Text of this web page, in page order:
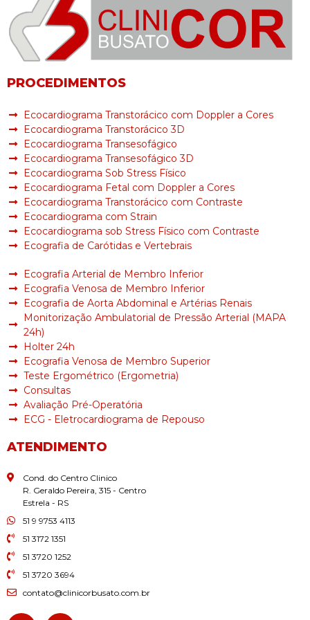
PROCEDIMENTOS
Ecocardiograma Transtorácico com Doppler a Cores
Ecocardiograma Transtorácico 3D
Ecocardiograma Transesofágico
Ecocardiograma Transesofágico 3D
Ecocardiograma Sob Stress Físico
Ecocardiograma Fetal com Doppler a Cores
Ecocardiograma Transtorácico com Contraste
Ecocardiograma com Strain
Ecocardiograma sob Stress Físico com Contraste
Ecografia de Carótidas e Vertebrais
Ecografia Arterial de Membro Inferior
Ecografia Venosa de Membro Inferior
Ecografia de Aorta Abdominal e Artérias Renais
Monitorização Ambulatorial de Pressão Arterial (MAPA
24h)
Holter 24h
Ecografia Venosa de Membro Superior
Teste Ergométrico (Ergometria)
Consultas
Avaliação Pré-Operatória
ECG - Eletrocardiograma de Repouso
ATENDIMENTO
Cond. do Centro Clinico
R. Geraldo Pereira, 315 - Centro
Estrela - RS
51 9 9753 4113
51 3172 1351
51 3720 1252
51 3720 3694
contato@clinicorbusato.com.br